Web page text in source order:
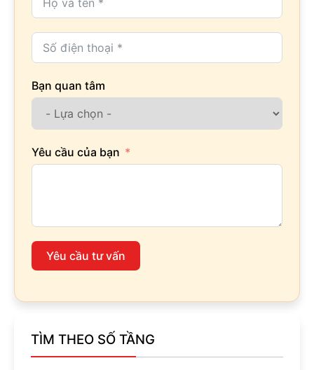
Bạn quan tâm
Yêu cầu của bạn
Yêu cầu tư vấn
TÌM THEO SỐ TẦNG